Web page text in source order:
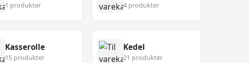
1 produkter 4 produkter
Kasserolle
15 produkter
Kedel
21 produkter